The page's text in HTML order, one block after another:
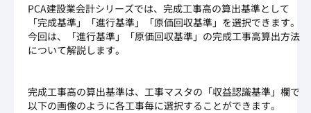
PCA建設業会計シリーズでは、完成工事高の算出基準として
「完成基準」「進行基準」「原価回収基準」を選択できます。
今回は、「進行基準」「原価回収基準」の完成工事高算出方法
について解説します。
完成工事高の算出基準は、工事マスタの「収益認識基準」欄で
以下の画像のように各工事毎に選択することができます。